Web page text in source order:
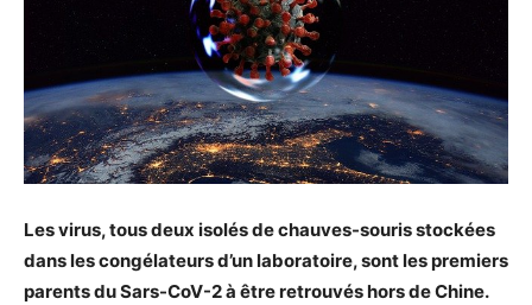
Les virus, tous deux isolés de chauves-souris stockées
dans les congélateurs d’un laboratoire, sont les premiers
parents du Sars-CoV-2 à être retrouvés hors de Chine.